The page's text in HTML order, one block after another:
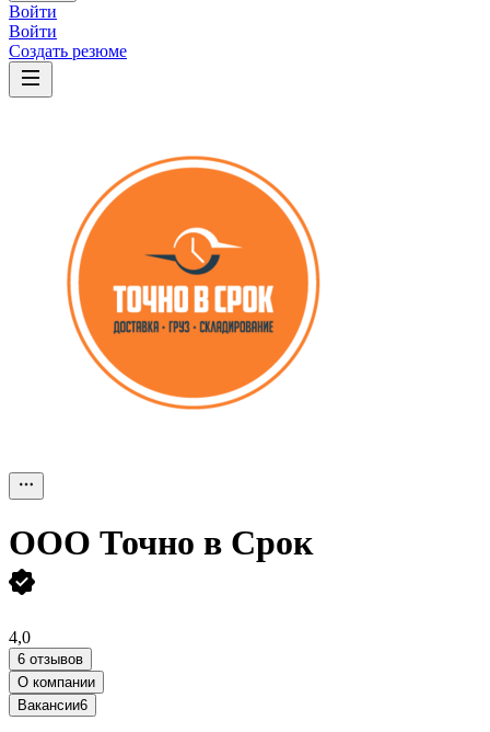
Войти
Войти
Создать резюме
ООО Точно в Срок
4,0
6 отзывов
О компании
Вакансии6